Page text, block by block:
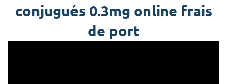
conjugués 0.3mg online frais
de port